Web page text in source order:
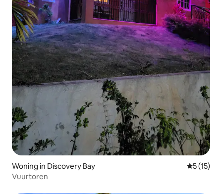
Woning in Discovery Bay
5 (15)
Vuurtoren